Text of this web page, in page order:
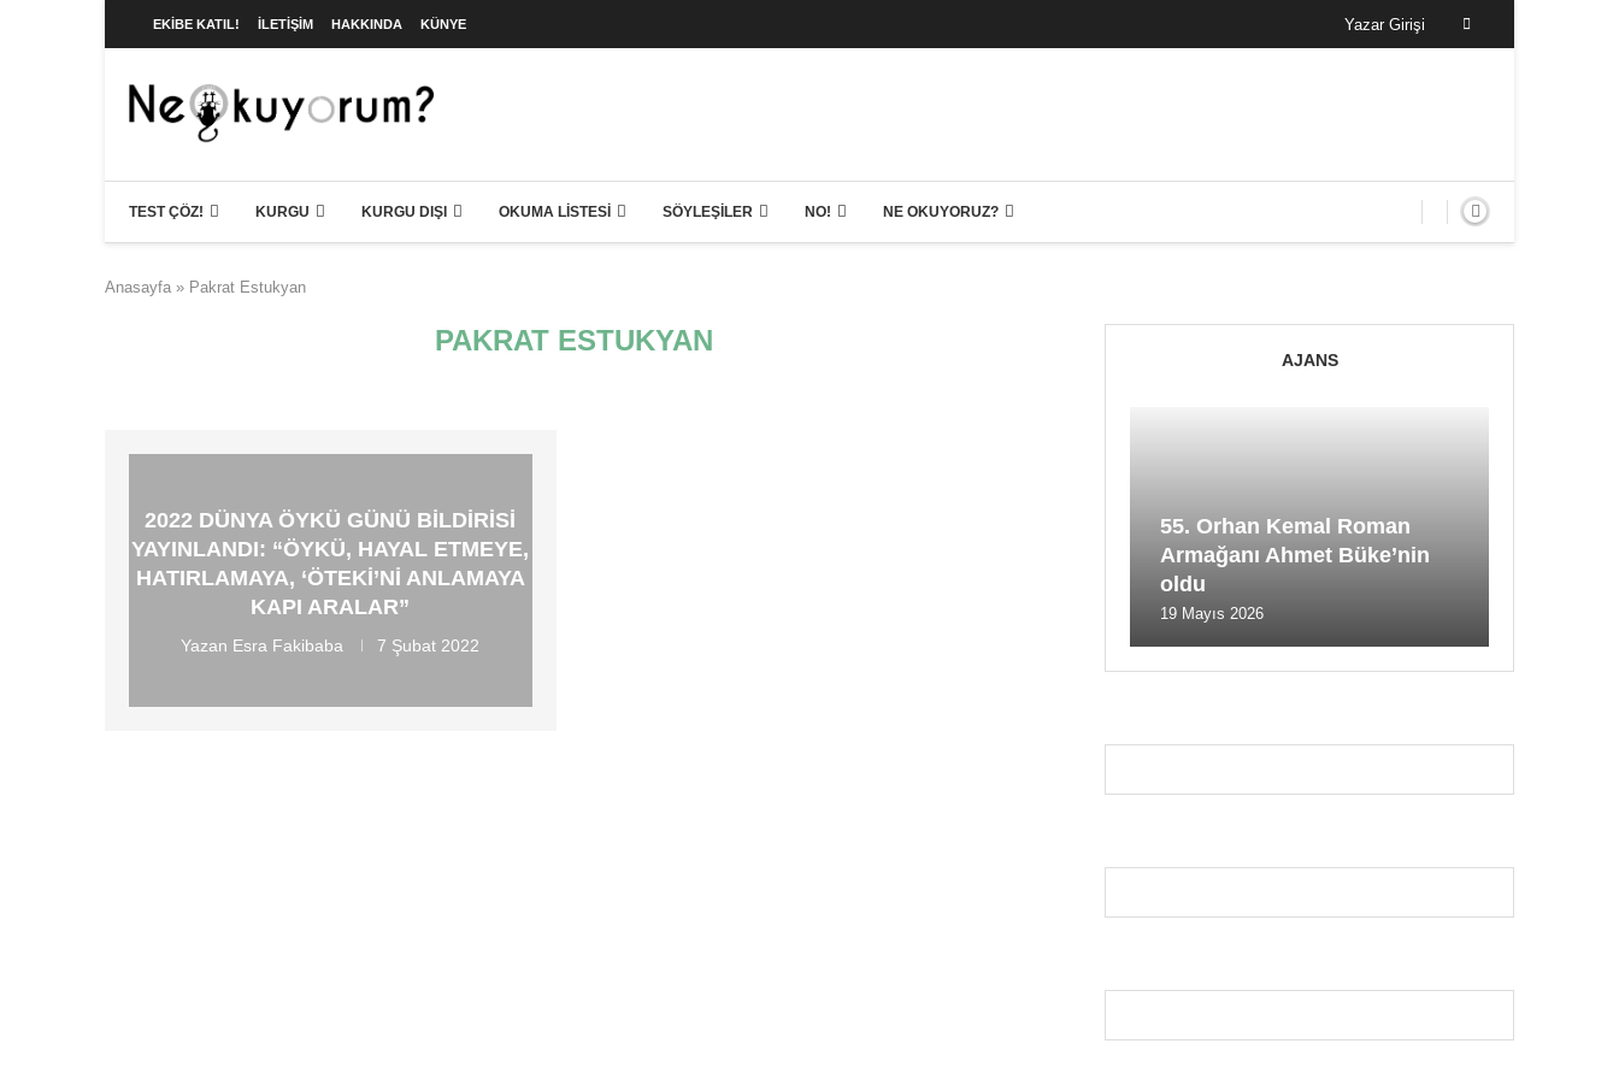
EKIBE KATIL! İLETIŞIM HAKKINDA KÜNYE Yazar Girişi
TEST ÇÖZ! KURGU KURGU DIŞI OKUMA LISTESI SÖYLEŞILER NO! NE OKUYORUZ?
Anasayfa » Pakrat Estukyan
PAKRAT ESTUKYAN
2022 DÜNYA ÖYKÜ GÜNÜ BILDIRISI
YAYINLANDI: “ÖYKÜ, HAYAL ETMEYE,
HATIRLAMAYA, ‘ÖTEKI’NI ANLAMAYA
KAPI ARALAR”
Yazan Esra Fakibaba 7 Şubat 2022
AJANS
55. Orhan Kemal Roman
Armağanı Ahmet Büke’nin
oldu
19 Mayıs 2026